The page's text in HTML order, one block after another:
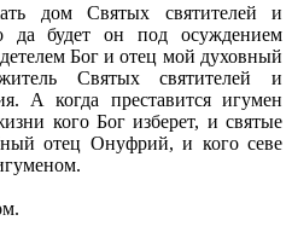
дом Святых святителей и
да будет он под осуждением
Бог и отец мой духовный
Святых святителей и
А когда преставится игумен
кого Бог изберет, и святые
отец Онуфрий, и кого севе